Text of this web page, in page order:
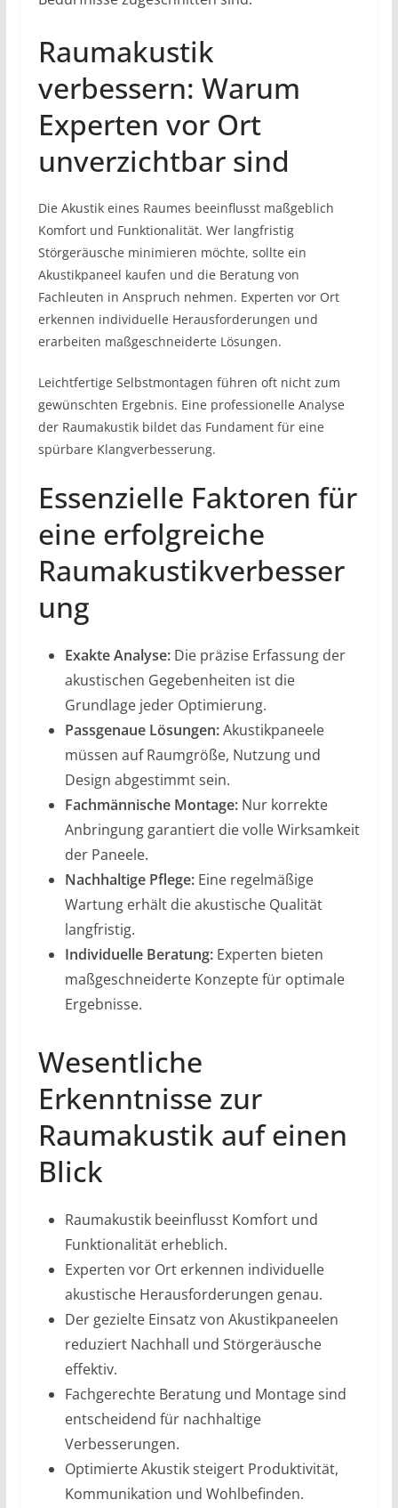
Raumakustik
verbessern: Warum
Experten vor Ort
unverzichtbar sind
Die Akustik eines Raumes beeinflusst maßgeblich
Komfort und Funktionalität. Wer langfristig
Störgeräusche minimieren möchte, sollte ein
Akustikpaneel kaufen und die Beratung von
Fachleuten in Anspruch nehmen. Experten vor Ort
erkennen individuelle Herausforderungen und
erarbeiten maßgeschneiderte Lösungen.
Leichtfertige Selbstmontagen führen oft nicht zum
gewünschten Ergebnis. Eine professionelle Analyse
der Raumakustik bildet das Fundament für eine
spürbare Klangverbesserung.
Essenzielle Faktoren für
eine erfolgreiche
Raumakustikverbesser
ung
Exakte Analyse:Die präzise Erfassung der
akustischen Gegebenheiten ist die
Grundlage jeder Optimierung.
Passgenaue Lösungen:Akustikpaneele
müssen auf Raumgröße, Nutzung und
Design abgestimmt sein.
Fachmännische Montage:Nur korrekte
Anbringung garantiert die volle Wirksamkeit
der Paneele.
Nachhaltige Pflege:Eine regelmäßige
Wartung erhält die akustische Qualität
langfristig.
Individuelle Beratung:Experten bieten
maßgeschneiderte Konzepte für optimale
Ergebnisse.
Wesentliche
Erkenntnisse zur
Raumakustik auf einen
Blick
Raumakustik beeinflusst Komfort und
Funktionalität erheblich.
Experten vor Ort erkennen individuelle
akustische Herausforderungen genau.
Der gezielte Einsatz von Akustikpaneelen
reduziert Nachhall und Störgeräusche
effektiv.
Fachgerechte Beratung und Montage sind
entscheidend für nachhaltige
Verbesserungen.
Optimierte Akustik steigert Produktivität,
Kommunikation und Wohlbefinden.